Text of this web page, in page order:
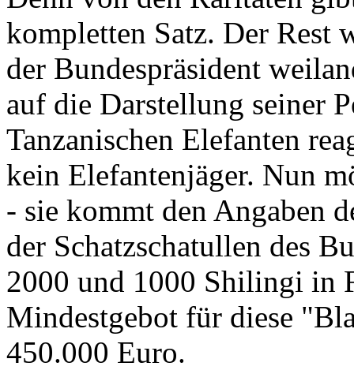
kompletten Satz. Der Rest
der Bundespräsident
auf die Darstellung seiner
Tanzanischen Elefanten
kein Elefantenjäger. Nun
- sie kommt den Angaben
der Schatzschatullen des
2000 und 1000 Shilingi in
Mindestgebot für diese
450.000 Euro.